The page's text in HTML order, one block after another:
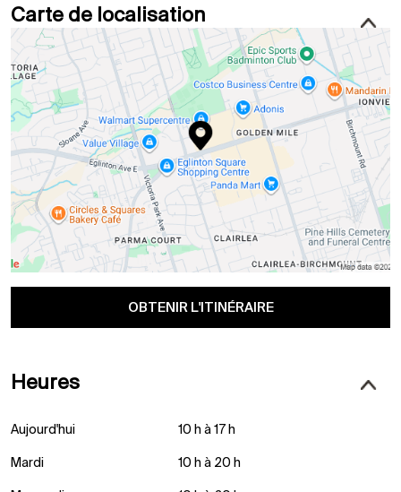
Carte de localisation
OBTENIR L'ITINÉRAIRE
Heures
Aujourd'hui 10 h à 17 h
Mardi 10 h à 20 h